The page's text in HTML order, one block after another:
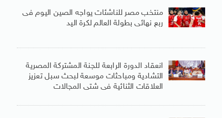
منتخب مصر للناشئات يواجه الصين اليوم فى
ربع نهائى بطولة العالم لكرة اليد
انعقاد الدورة الرابعة للجنة المشتركة المصرية
التشادية ومباحثات موسعة لبحث سبل تعزيز
العلاقات الثنائية فى شتى المجالات